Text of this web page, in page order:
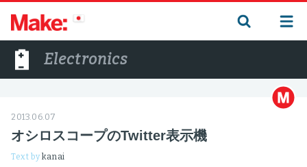
Electronics
2013.06.07
オシロスコープのTwitter表示機
Text bykanai